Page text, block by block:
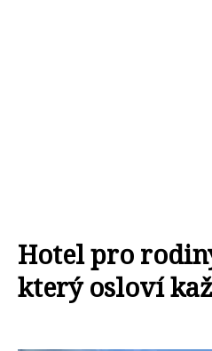
Hotel pro
který osloví